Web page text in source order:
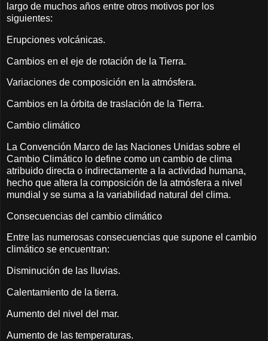
largo de muchos años entre otros motivos por los
siguientes:
Erupciones volcánicas.
Cambios en el eje de rotación de la Tierra.
Variaciones de composición en la atmósfera.
Cambios en la órbita de traslación de la Tierra.
Cambio climático
La Convención Marco de las Naciones Unidas sobre el
Cambio Climático lo define como un cambio de clima
atribuido directa o indirectamente a la actividad humana,
hecho que altera la composición de la atmósfera a nivel
mundial y se suma a la variabilidad natural del clima.
Consecuencias del cambio climático
Entre las numerosas consecuencias que supone el cambio
climático se encuentran:
Disminución de las lluvias.
Calentamiento de la tierra.
Aumento del nivel del mar.
Aumento de las temperaturas.